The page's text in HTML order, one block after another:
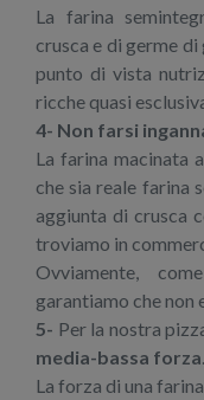
La farina
crusca e di germe
punto di vista
ricche quasi
4- Non farsi
La farina macinata
che sia reale farina
aggiunta di crusca
troviamo in
Ovviamente,
garantiamo che non
5- Per la nostra
media-bassa forza
La forza di una